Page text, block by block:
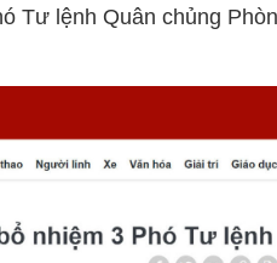
Tư lệnh Quân chủng